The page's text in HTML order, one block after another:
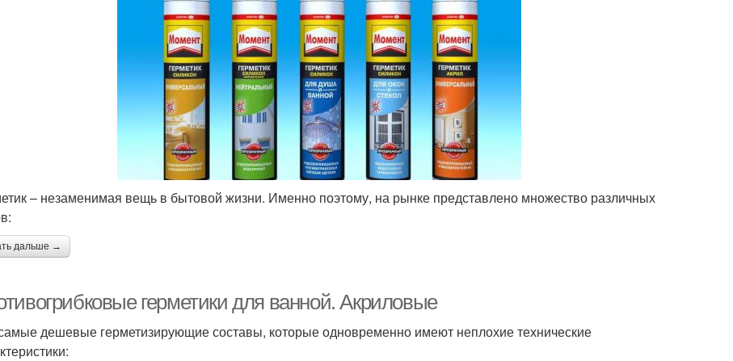
– незаменимая вещь в бытовой жизни. Именно поэтому, на рынке представлено множество различных
дальше →
герметики для ванной. Акриловые
дешевые герметизирующие составы, которые одновременно имеют неплохие технические